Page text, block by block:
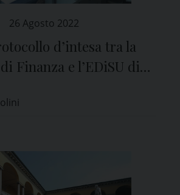
26 Agosto 2022
d’intesa tra la
Finanza e l’EDiSU di